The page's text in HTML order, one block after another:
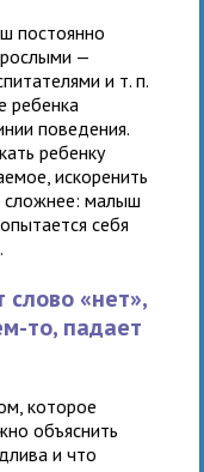
постоянно
—
и т. п.
ребенка
поведения.
ребенку
искоренить
сложнее: малыш
себя
«нет»,
то, падает
которое
объяснить
и что